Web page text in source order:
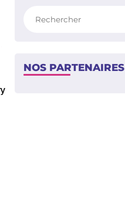
NOS PARTENAIRES